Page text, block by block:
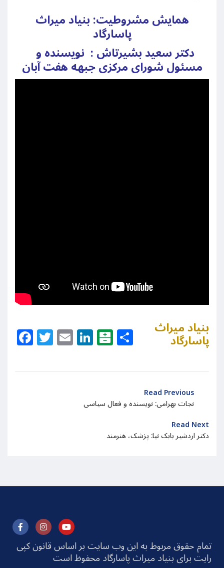
همایش مشروطیت: بنیاد میراث
پاسارگاد
مسئول شورای مرکزی جبهه هفت آبان
Facebook
Twitter
EmailLinkedIn
Balatarin
Share
بنیاد میراث
پاسارگاد
Read Previous
نجات بهرامی: نویسنده و فعال سیاسی
Read Next
دکتر اردشیر بابک نیا: پزشک، هنرمند
تمام حقوق مربوط به این وب سایت بر اساس قانون کپی
رایت برای بنیاد میراث پاسارگاد محفوظ است